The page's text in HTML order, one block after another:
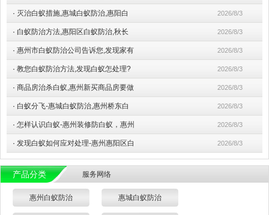
· 灭治白蚁措施,惠城白蚁防治,惠阳白 2026/8/3
· 白蚁防治方法,惠阳区白蚁防治,秋长 2026/8/3
· 惠州市白蚁防治公司告诉您,发现家有 2026/8/3
· 教您白蚁防治方法,发现白蚁怎处理? 2026/8/3
· 商品房治杀白蚁,惠州新买商品房要做 2026/8/3
· 白蚁分飞-惠城白蚁防治,惠州桥东白 2026/8/3
· 怎样认识白蚁-惠州装修防白蚁，惠州 2026/8/3
· 发现白蚁如何应对处理-惠州惠阳区白 2026/8/3
产品分类 服务网络
惠州白蚁防治 惠城白蚁防治